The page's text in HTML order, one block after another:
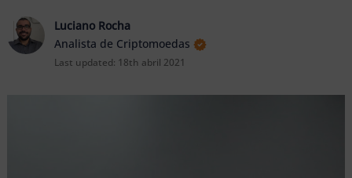
Luciano Rocha
Analista de Criptomoedas
Last updated: 18th abril 2021